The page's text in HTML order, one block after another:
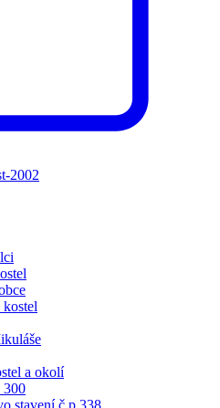
2002
a okolí
300
stavení č.p.338